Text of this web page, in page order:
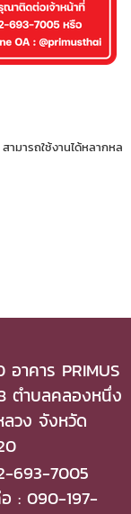
ามารถใช้งานได้หลากหล
อาคาร PRIMUS
ตำบลคลองหนึ่ง
ลวง จังหวัด
693-7005
: 090-197-